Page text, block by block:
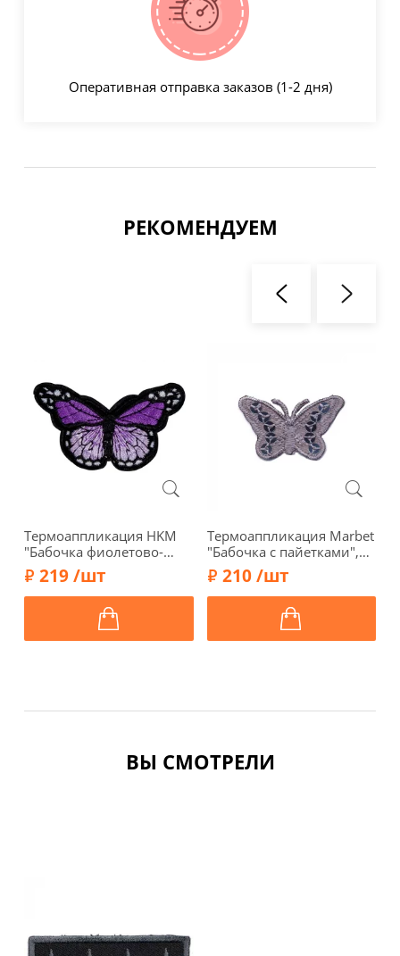
Оперативная отправка заказов (1-2 дня)
РЕКОМЕНДУЕМ
Термоаппликация HKM
"Бабочка фиолетово-
черная большая", 7,7 х
4,3 см, 39256
219 /шт
Термоаппликация Marbet
"Бабочка с пайетками",
2,2 х 3,7 см, серая, арт.
569476.C
210 /шт
ВЫ СМОТРЕЛИ